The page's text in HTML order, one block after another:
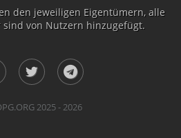
den jeweiligen Eigentümern, alle
sind von Nutzern hinzugefügt.
2025 - 2026